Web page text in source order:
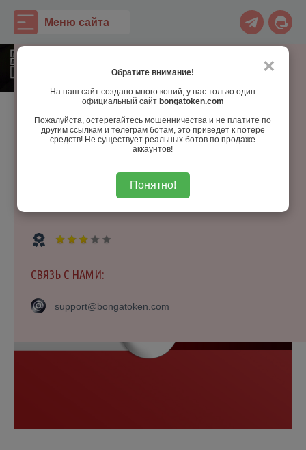
×
Обратите внимание!
На наш сайт создано много копий, у нас только один
официальный сайт bongatoken.com
Пожалуйста, остерегайтесь мошенничества и не платите по
другим ссылкам и телеграм ботам, это приведет к потере
средств! Не существует реальных ботов по продаже
аккаунтов!
Понятно!
Меню cайта
Что с комментариями ?
ПОДЕЛИТЬСЯ:
ИНФОРМАЦИЯ:
Просмотров:8 832
27-07-2020, 14:11
1
СВЯЗЬ С НАМИ:
support@bongatoken.com